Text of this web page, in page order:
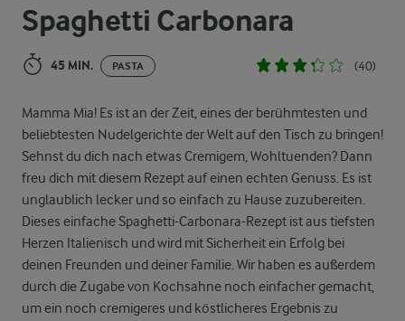
Spaghetti Carbonara
45 MIN. PASTA (40)
Mamma Mia! Es ist an der Zeit, eines der berühmtesten und
beliebtesten Nudelgerichte der Welt auf den Tisch zu bringen!
Sehnst du dich nach etwas Cremigem, Wohltuenden? Dann
freu dich mit diesem Rezept auf einen echten Genuss. Es ist
unglaublich lecker und so einfach zu Hause zuzubereiten.
Dieses einfache Spaghetti-Carbonara-Rezept ist aus tiefsten
Herzen Italienisch und wird mit Sicherheit ein Erfolg bei
deinen Freunden und deiner Familie. Wir haben es außerdem
durch die Zugabe von Kochsahne noch einfacher gemacht,
um ein noch cremigeres und köstlicheres Ergebnis zu